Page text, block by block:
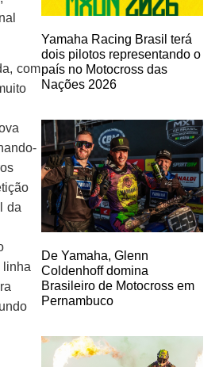
com
da
linha
Yamaha Racing Brasil terá
dois pilotos representando o
país no Motocross das
Nações 2026
De Yamaha, Glenn
Coldenhoff domina
Brasileiro de Motocross em
Pernambuco